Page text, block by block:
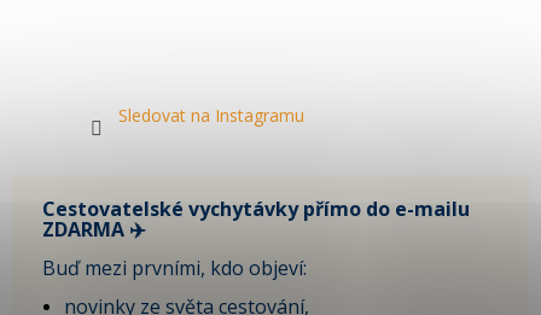
Sledovat na Instagramu
Cestovatelské vychytávky přímo do e-mailu
ZDARMA ✈️
Buď mezi prvními, kdo objeví:
novinky ze světa cestování,